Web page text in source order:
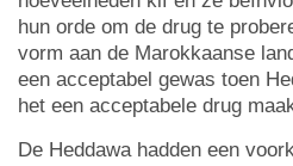
hun orde om de drug te
vorm aan de Marokkaanse
een acceptabel gewas toen
het een acceptabele drug
De Heddawa hadden een